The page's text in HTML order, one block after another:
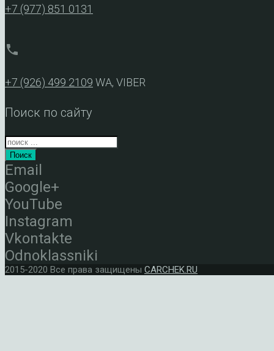
+7 (977) 851 0131
phone
+7 (926) 499 2109 WA, VIBER
Поиск по сайту
Поиск
Email
Google+
YouTube
Instagram
Vkontakte
Odnoklassniki
2015-2020 Все права защищены CARCHEK.RU